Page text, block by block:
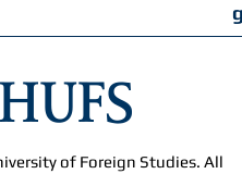
of Foreign Studies. All